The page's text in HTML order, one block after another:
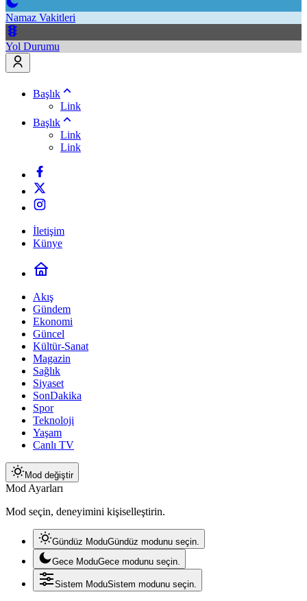
Namaz Vakitleri
Yol Durumu
Başlık
Link
Başlık
Link
Link
İletişim
Künye
Akış
Gündem
Ekonomi
Güncel
Kültür-Sanat
Magazin
Sağlık
Siyaset
SonDakika
Spor
Teknoloji
Yaşam
Canlı TV
Mod değiştir
Mod Ayarları
Mod seçin, deneyimini kişiselleştirin.
Gündüz ModuGündüz modunu seçin.
Gece ModuGece modunu seçin.
Sistem ModuSistem modunu seçin.